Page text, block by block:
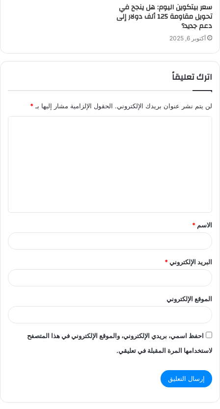
سعر بيتكوين اليوم: هل ينجح في
تحويل مقاومة 125 ألف دولار إلى
دعم جديد؟
أكتوبر 6, 2025
اترك تعليقاً
لن يتم نشر عنوان بريدك الإلكتروني. الحقول الإلزامية مشار إليها بـ *
ق
*
الاسم *
البريد الإلكتروني*
الموقع الإلكتروني
احفظ اسمي، بريدي الإلكتروني، والموقع الإلكتروني في هذا المتصفح
لاستخدامها المرة المقبلة في تعليقي.